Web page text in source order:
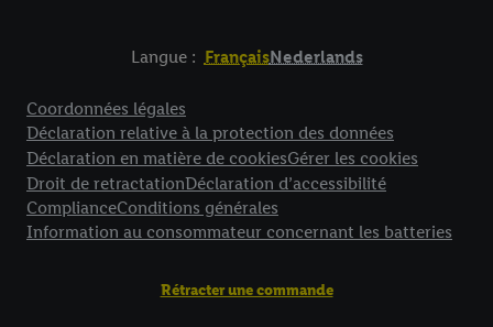
Langue : FrançaisNederlands
Coordonnées légales
Déclaration relative à la protection des données
Déclaration en matière de cookiesGérer les cookies
Droit de retractationDéclaration d’accessibilité
ComplianceConditions générales
Information au consommateur concernant les batteries
Rétracter une commande